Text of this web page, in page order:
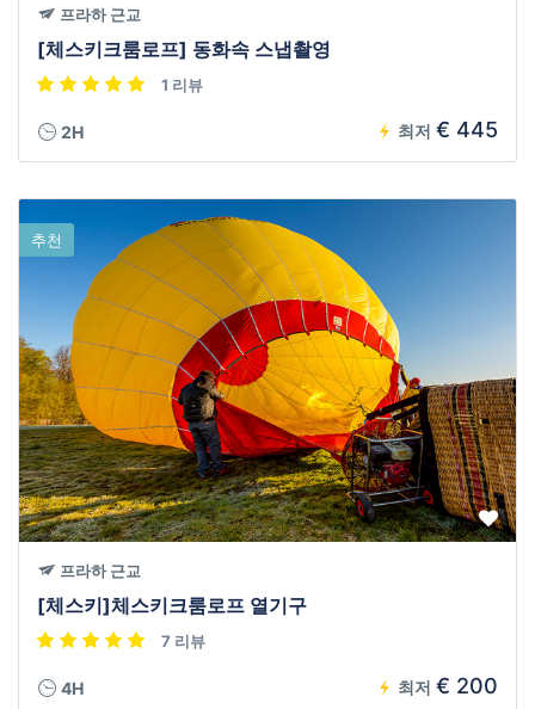
프라하 근교
[체스키크룸로프] 동화속 스냅촬영
1 리뷰
2H 최저 € 445
추천
프라하 근교
[체스키]체스키크룸로프 열기구
7 리뷰
4H 최저 € 200